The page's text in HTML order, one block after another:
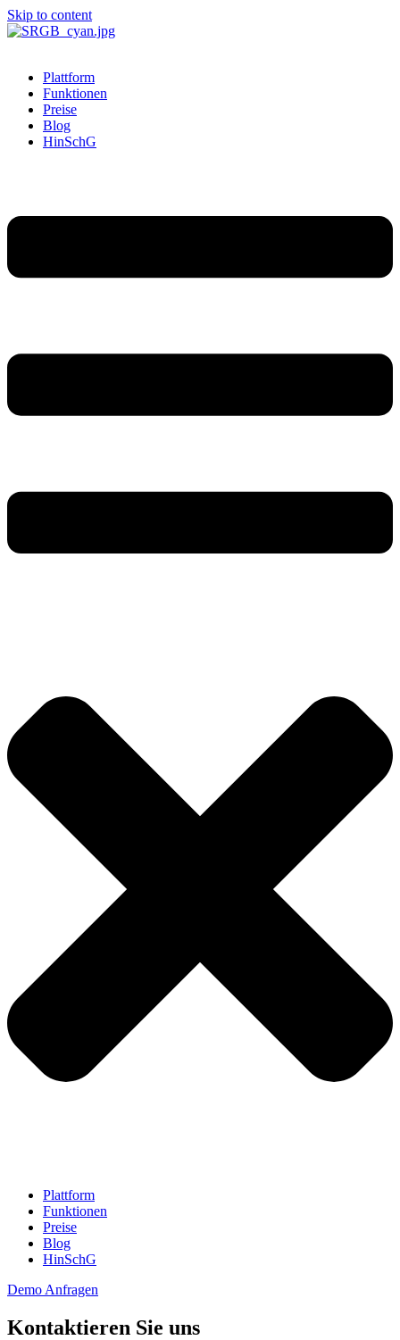
Skip to content
Plattform
Funktionen
Preise
Blog
HinSchG
Plattform
Funktionen
Preise
Blog
HinSchG
Demo Anfragen
Kontaktieren Sie uns